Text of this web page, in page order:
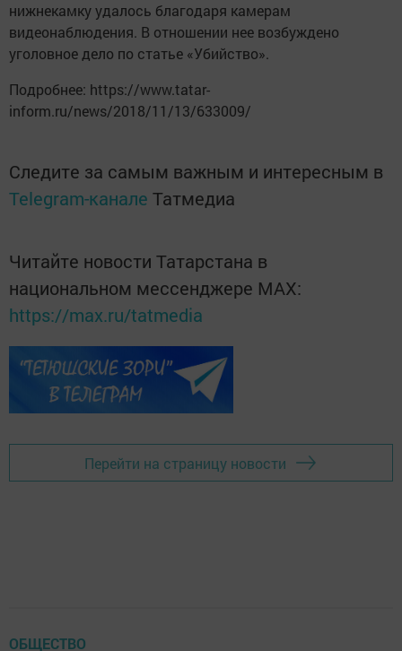
нижнекамку удалось благодаря камерам
видеонаблюдения. В отношении нее возбуждено
уголовное дело по статье «Убийство».
Подробнее: https://www.tatar-
inform.ru/news/2018/11/13/633009/
Следите за самым важным и интересным в
Telegram-канале Татмедиа
Читайте новости Татарстана в
национальном мессенджере MАХ:
https://max.ru/tatmedia
Перейти на страницу новости
ОБЩЕСТВО